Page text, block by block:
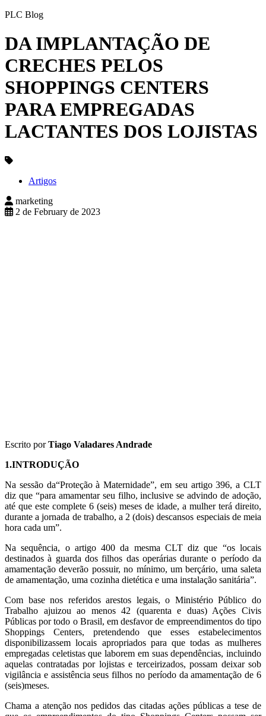
PLC Blog
DA IMPLANTAÇÃO DE
CRECHES PELOS
SHOPPINGS CENTERS
PARA EMPREGADAS
LACTANTES DOS LOJISTAS
Artigos
marketing
2 de February de 2023
Escrito porTiago Valadares Andrade
1.INTRODUÇÃO
Na sessão da“Proteção à Maternidade”, em seu artigo 396, a CLT
diz que “para amamentar seu filho, inclusive se advindo de adoção,
até que este complete 6 (seis) meses de idade, a mulher terá direito,
durante a jornada de trabalho, a 2 (dois) descansos especiais de meia
hora cada um”.
Na sequência, o artigo 400 da mesma CLT diz que “os locais
destinados à guarda dos filhos das operárias durante o período da
amamentação deverão possuir, no mínimo, um berçário, uma saleta
de amamentação, uma cozinha dietética e uma instalação sanitária”.
Com base nos referidos arestos legais, o Ministério Público do
Trabalho ajuizou ao menos 42 (quarenta e duas) Ações Civis
Públicas por todo o Brasil, em desfavor de empreendimentos do tipo
Shoppings Centers, pretendendo que esses estabelecimentos
disponibilizassem locais apropriados para que todas as mulheres
empregadas celetistas que laborem em suas dependências, incluindo
aquelas contratadas por lojistas e terceirizados, possam deixar sob
vigilância e assistência seus filhos no período da amamentação de 6
(seis)meses.
Chama a atenção nos pedidos das citadas ações públicas a tese de